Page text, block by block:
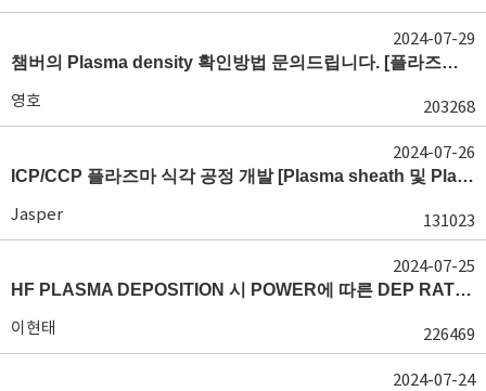
챔버의 Plasma density 확인방법 문의드립니다. [플라즈마 모니터링, OES, LP]
영호 203268
2024-07-29
ICP/CCP 플라즈마 식각 공정 개발 [Plasma sheath 및 Plasma generation]
Jasper 131023
2024-07-26
HF PLASMA DEPOSITION 시 POWER에 따른 DEP RATE 변화 [장비 플라즈마, Rate constant]
이현태 226469
2024-07-25
2024-07-24